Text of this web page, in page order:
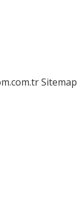
Sitemap